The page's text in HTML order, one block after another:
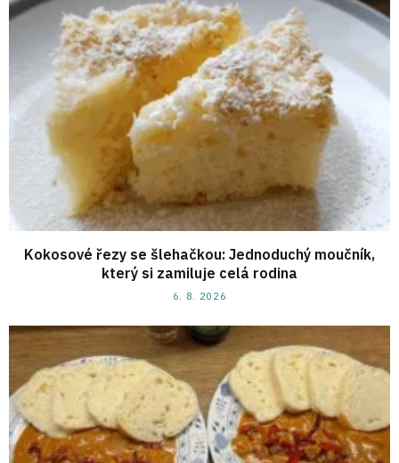
Kokosové řezy se šlehačkou: Jednoduchý moučník,
který si zamiluje celá rodina
6. 8. 2026